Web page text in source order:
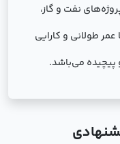
نفت و گاز،
طولانی و کارایی
پیچیده می‌باشد.